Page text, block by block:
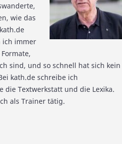
wie das
ich immer
sind, und so schnell hat sich kein
kath.de schreibe ich
die Textwerkstatt und die Lexika.
als Trainer tätig.